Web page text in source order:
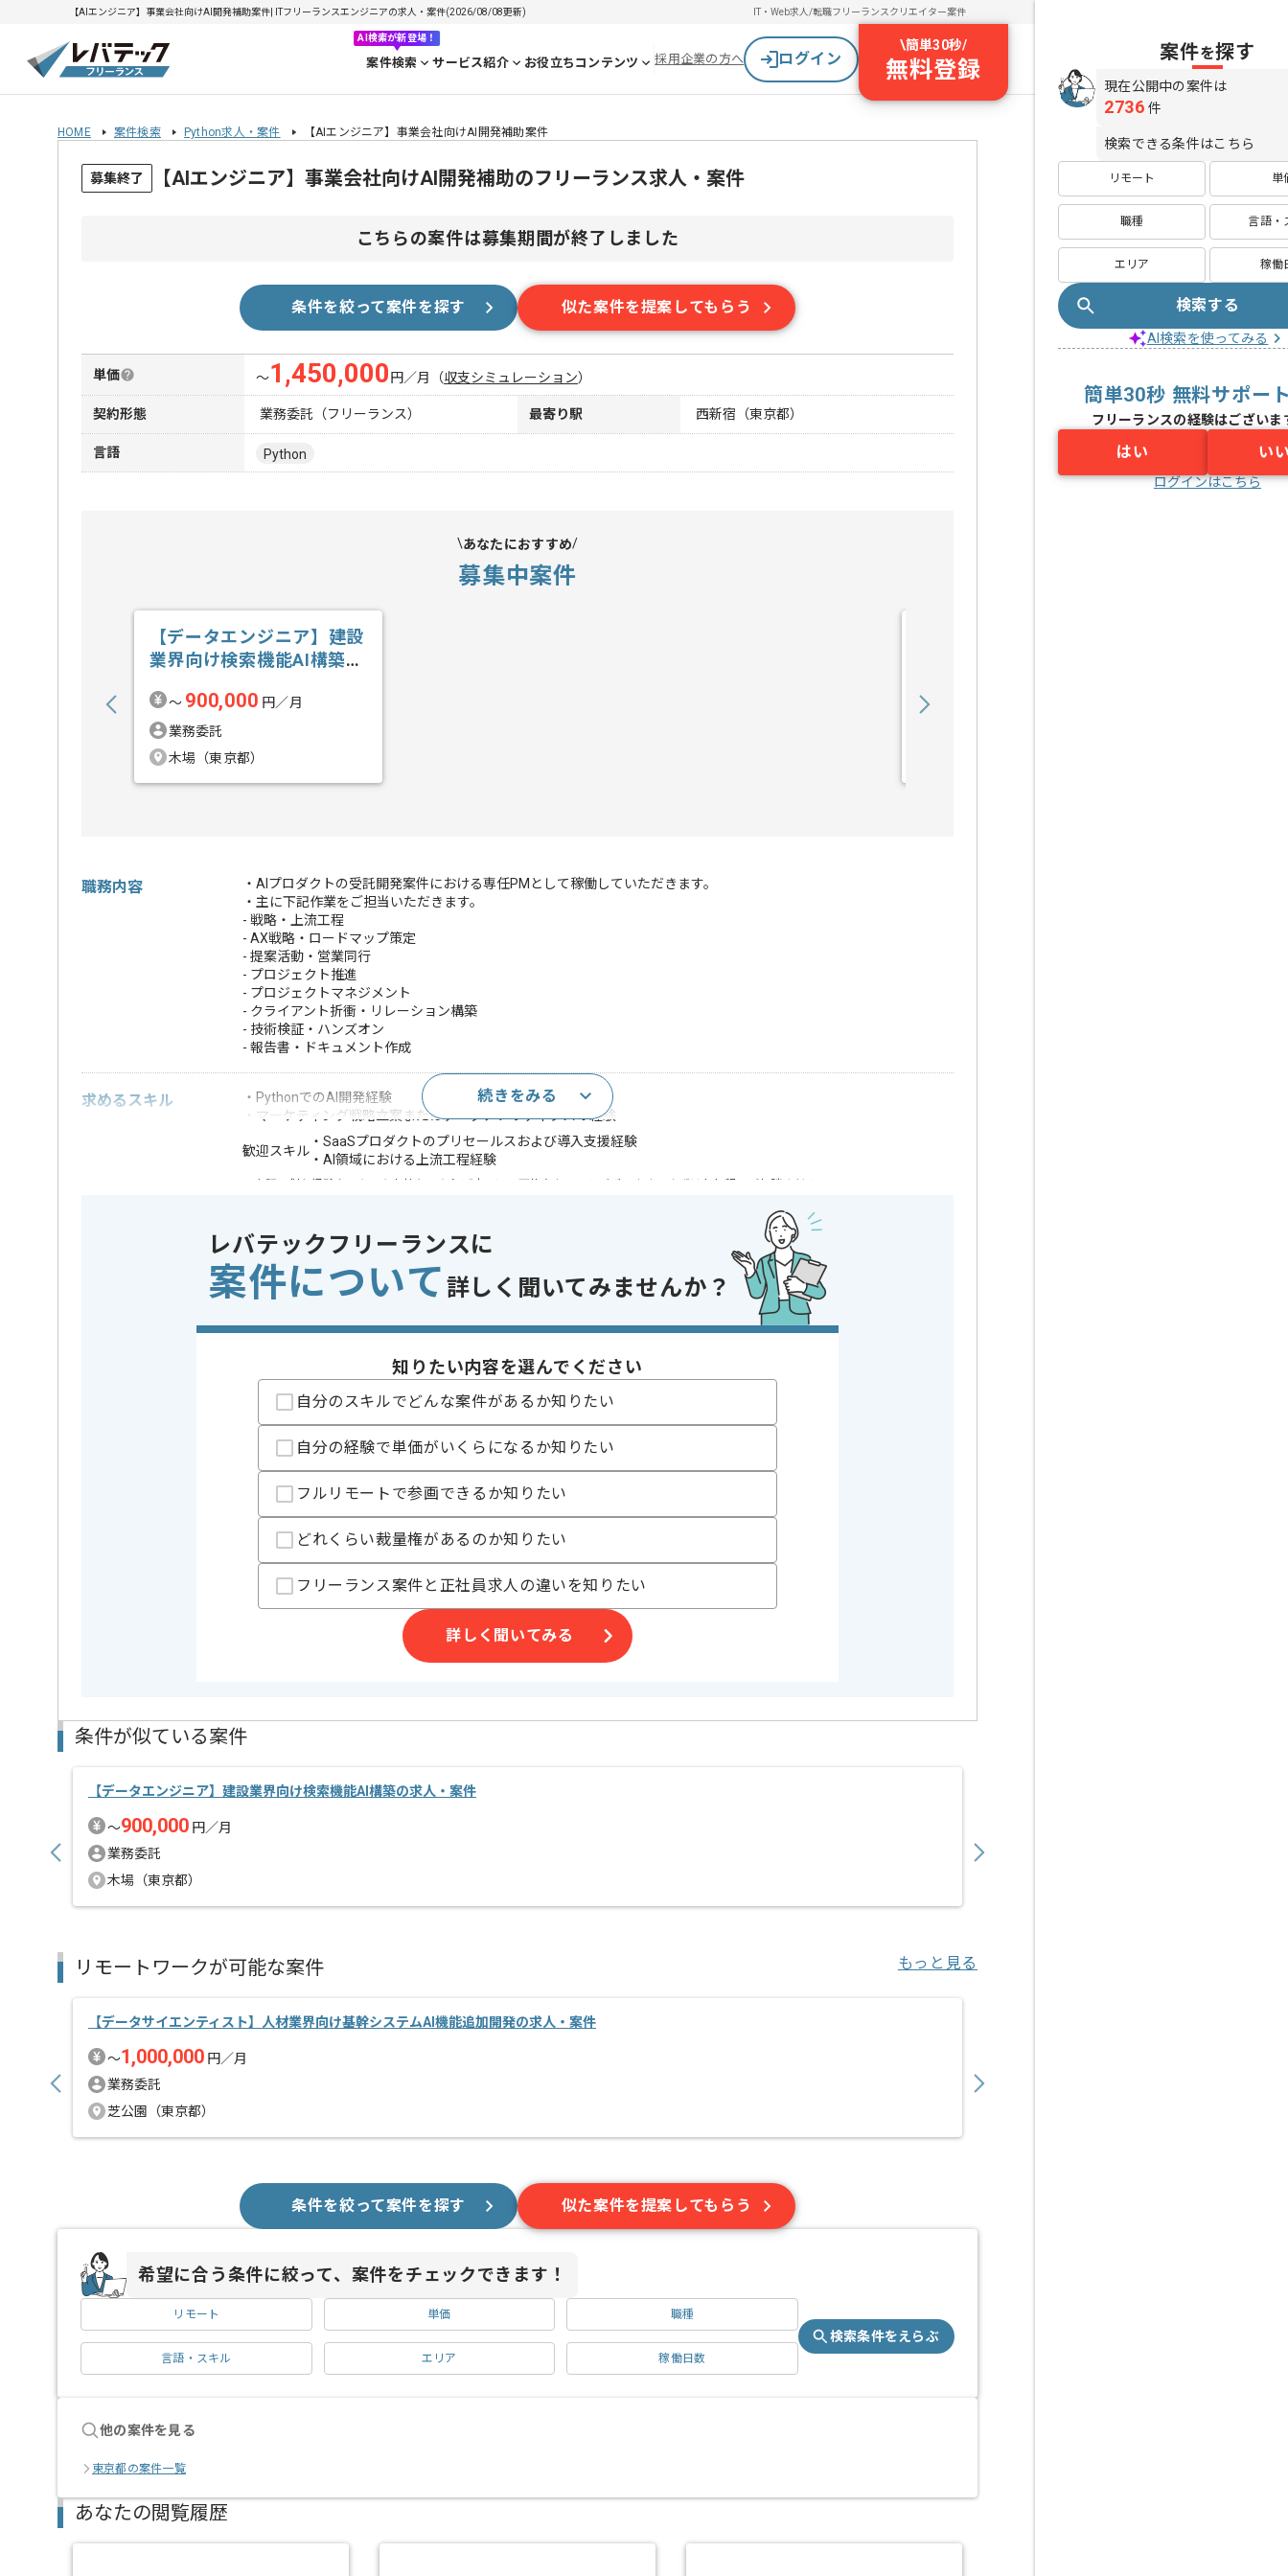
【AIエンジニア】事業会社向けAI開発補助案件| ITフリーランスエンジニアの求人・案件(2026/08/08更新) IT・Web求人/転職フリーランスクリエイター案件
AI検索が新登場！
案件検索 サービス紹介 お役立ちコンテンツ 採用企業の方へ ログイン
\簡単30秒/
無料登録
HOME 案件検索 Python求人・案件 【AIエンジニア】事業会社向けAI開発補助案件
募集終了 【AIエンジニア】事業会社向けAI開発補助のフリーランス求人・案件
こちらの案件は募集期間が終了しました
条件を絞って案件を探す 似た案件を提案してもらう
単価 〜1,450,000 円／月 （収支シミュレーション）
契約形態 業務委託（フリーランス） 最寄り駅 西新宿（東京都）
言語 Python
あなたにおすすめ
募集中案件
【データエンジニア】建設
業界向け検索機能AI構築の
〜 900,000 円／月
業務委託
木場（東京都）
職務内容
・AIプロダクトの受託開発案件における専任PMとして稼働していただきます。
・主に下記作業をご担当いただきます。
- 戦略・上流工程
- AX戦略・ロードマップ策定
- 提案活動・営業同行
- プロジェクト推進
- プロジェクトマネジメント
- クライアント折衝・リレーション構築
- 技術検証・ハンズオン
- 報告書・ドキュメント作成
求めるスキル
・PythonでのAI開発経験
・マーケティング戦略立案またはデータアナリティクスの経験
歓迎スキル
・SaaSプロダクトのプリセールスおよび導入支援経験
・AI領域における上流工程経験
精算条件
有
精算基準時間
140時間〜180時間
支払いサイト
15日
AIエンジニアの経験を活かすことができます。
複数案件を保有している企業ですので、
ご経験と実績に応じて別案件のご提案も差し上げる場合がございます。
新しいアイディアや技術を積極的に導入し、
スキルアップされたい方、長期的に参画されたい方にオススメの案件です。
続きをみる
レバテックフリーランスに
案件について 詳しく聞いてみませんか？
知りたい内容を選んでください
自分のスキルでどんな案件があるか知りたい
自分の経験で単価がいくらになるか知りたい
フルリモートで参画できるか知りたい
どれくらい裁量権があるのか知りたい
フリーランス案件と正社員求人の違いを知りたい
詳しく聞いてみる
条件が似ている案件
【データエンジニア】建設業界向け検索機能AI構築の求人・案件
〜900,000 円／月
業務委託
木場（東京都）
リモートワークが可能な案件 もっと見る
【データサイエンティスト】人材業界向け基幹システムAI機能追加開発の求人・案件
〜1,000,000 円／月
業務委託
芝公園（東京都）
条件を絞って案件を探す 似た案件を提案してもらう
希望に合う条件に絞って、案件をチェックできます！
リモート 単価 職種
言語・スキル エリア 稼働日数
検索条件をえらぶ
他の案件を見る
東京都の案件一覧
あなたの閲覧履歴
案件を探す
現在公開中の案件は
2736 件
検索できる条件はこちら
リモート 単
職種 言語・
エリア 稼働
検索する
AI検索を使ってみる
簡単30秒 無料サポー
フリーランスの経験はございま
はい い
ログインはこちら